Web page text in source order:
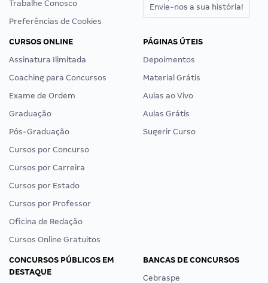
Trabalhe Conosco
Preferências de Cookies
Envie-nos a sua história!
CURSOS ONLINE
Assinatura Ilimitada
Coaching para Concursos
Exame de Ordem
Graduação
Pós-Graduação
Cursos por Concurso
Cursos por Carreira
Cursos por Estado
Cursos por Professor
Oficina de Redação
Cursos Online Gratuitos
PÁGINAS ÚTEIS
Depoimentos
Material Grátis
Aulas ao Vivo
Aulas Grátis
Sugerir Curso
CONCURSOS PÚBLICOS EM
DESTAQUE
BANCAS DE CONCURSOS
Cebraspe